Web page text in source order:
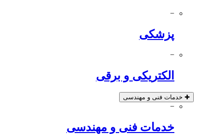
−
پزشکی
−
الکتریکی و برقی
✚ خدمات فنی و مهندسی
−
خدمات فنی و مهندسی